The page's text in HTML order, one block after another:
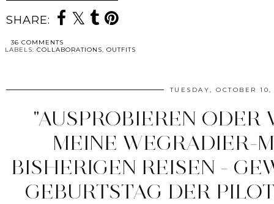
SHARE:
36 COMMENTS
LABELS: COLLABORATIONS, OUTFITS
TUESDAY, OCTOBER
"AUSPROBIEREN ODER
MEINE WEGRADIER-
BISHERIGEN REISEN -
GEBURTSTAG DER